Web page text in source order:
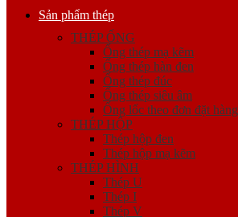
Sản phẩm thép
THÉP ỐNG
Ống thép mạ kẽm
Ống thép hàn đen
Ống thép đúc
Ống thép siêu âm
Ống lốc theo đơn đặt hàng
THÉP HỘP
Thép hộp đen
Thép hộp mạ kẽm
THÉP HÌNH
Thép U
Thép I
Thép V